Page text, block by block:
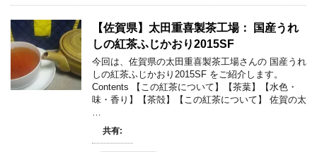
【佐賀県】太田重喜製茶工場： 国産うれ
しの紅茶ふじかおり2015SF
今回は、佐賀県の太田重喜製茶工場さんの 国産うれ
しの紅茶ふじかおり2015SF をご紹介します。
Contents 【この紅茶について】【茶葉】【水色・
味・香り】【茶殻】【この紅茶について】 佐賀の太
…
共有: